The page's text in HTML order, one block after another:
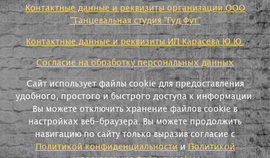
Контактные данные и реквизиты организации ООО
"Танцевальная студия "Гуд Фут"
Контактные данные и реквизиты ИП Карасева Ю.Ю.
Согласие на обработку персональных данных
Сайт использует файлы cookie для предоставления
удобного, простого и быстрого доступа к информации.
Вы можете отключить хранение файлов cookie в
настройках веб-браузера. Вы можете продолжить
навигацию по сайту только выразив согласие с
Политикой конфиденциальностии Политикой